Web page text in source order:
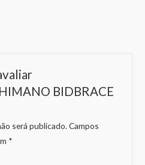
BIDBRACE
será publicado. Campos
*